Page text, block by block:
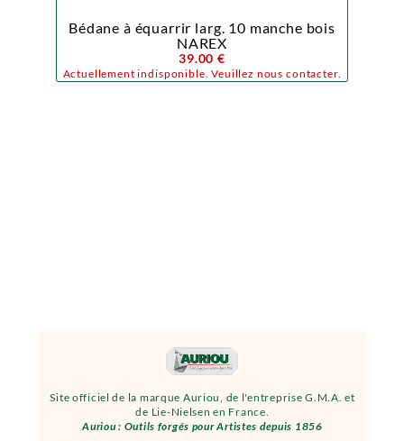
Site officiel de la marque Auriou, de l'entreprise G.M.A. et
de Lie-Nielsen en France.
Auriou : Outils forgés pour Artistes depuis 1856
Bédane à équarrir larg. 10 manche bois
NAREX
39.00 €
Actuellement indisponible. Veuillez nous contacter.